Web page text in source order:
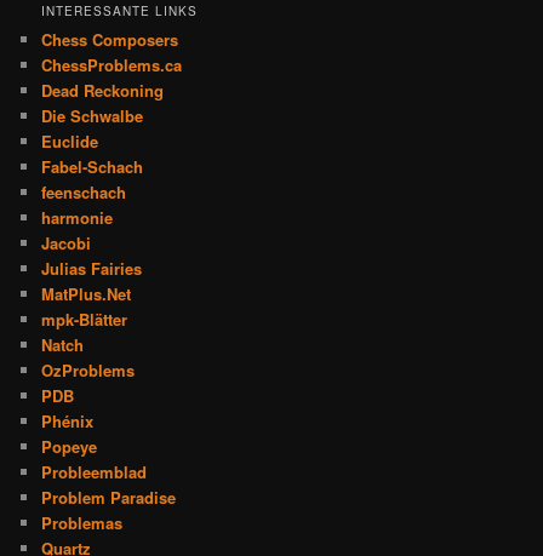
INTERESSANTE LINKS
Chess Composers
ChessProblems.ca
Dead Reckoning
Die Schwalbe
Euclide
Fabel-Schach
feenschach
harmonie
Jacobi
Julias Fairies
MatPlus.Net
mpk-Blätter
Natch
OzProblems
PDB
Phénix
Popeye
Probleemblad
Problem Paradise
Problemas
Quartz